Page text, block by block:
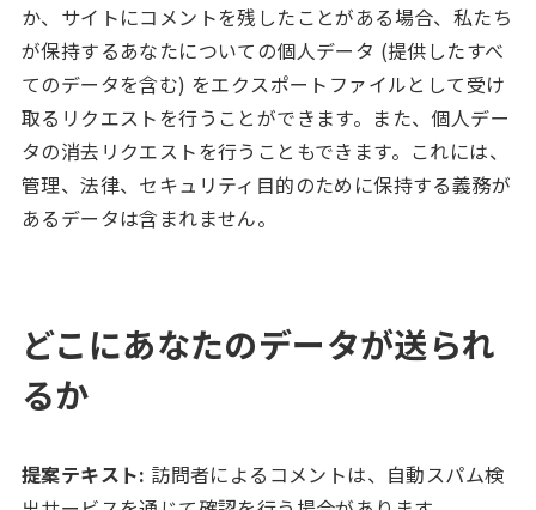
か、サイトにコメントを残したことがある場合、私たち
が保持するあなたについての個人データ (提供したすべ
てのデータを含む) をエクスポートファイルとして受け
取るリクエストを行うことができます。また、個人デー
タの消去リクエストを行うこともできます。これには、
管理、法律、セキュリティ目的のために保持する義務が
あるデータは含まれません。
どこにあなたのデータが送られ
るか
提案テキスト: 訪問者によるコメントは、自動スパム検